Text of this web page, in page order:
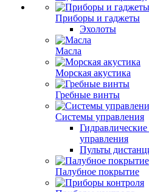
Приборы и гаджеты
Эхолоты
Масла
Морская акустика
Гребные винты
Системы управления
управления
Пульты
Палубное покрытие